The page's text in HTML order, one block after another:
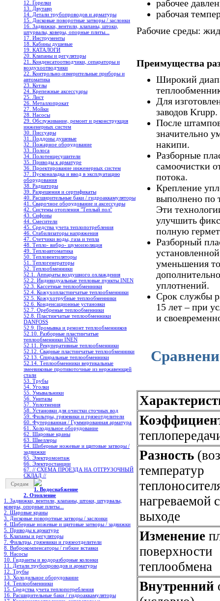
12. Горелки
13. Двутавр
14. Детали трубопроводов и арматуры
15. Дисковые поворотные затворы / заслонки
16. Задвижки, вентили, клапаны, штоки,
штурвалы, коверы, опорные плиты...
17. Инструменты
18. Кабины душевые
19. КАТАЛОГИ
20. Клапаны и регуляторы
21. Конденсатоотводчики, сепараторы и
воздухоотводчики
22. Контрольно-измерительные приборы и
автоматика
23. Котлы
24. Крепежные аксессуары
25. Лист
26. Металлопрокат
27. Мойки
28. Насосы
29. Обслуживание, ремонт и реконструкция
инженерных систем
30. Писсуары
31. Поддоны душевые
32. Пожарное оборудование
33. Полоса
34. Полотенцесушители
35. Приводы к арматуре
36. Проектирование инженерных систем
37. Пусконаладка и ввод в эксплуатацию
оборудования
38. Радиаторы
39. Разрешения и сертификаты
40. Расширительные баки / гидроаккамуляторы
41. Сварочное оборудование и аксессуары
42. Системы отопления "Теплый пол"
43. Сифоны
44. Смесители
45. Средства учета теплопотребления
46. Стабилизаторы напряжения
47. Счетчики воды, газа и тепла
48. Тепло- вибро- шумоизоляция
49. Теплоавтоматика
50. Тепловентиляторы
51. Теплогенераторы
52. Теплообменники
52.1. Аппараты воздушного охлаждения
52.2. Индивидуальные тепловые пункты INEN
52.3. Кассетные теплообменники
52.4. Кожухопластинчатые теплообменники
52.5. Кожухотрубные теплообменники
52.6. Конденсационные установки
52.7. Оребреные теплообменники
52.8. Пластинчатые теплообменники
DANFOSS
52.9. Промывка и ремонт теплообменников
52.10. Разборные пластинчатые
теплообменники INEN
52.11. Рекуперативные теплообменники
52.12. Сварные пластинчатые теплообменники
52.13. Спиральные теплообменники
52.14. Теплообменники вертикальные
змеевиковые противоточные из нержавеющей
стали
53. Трубы
54. Уголки
55. Умывальники
56. Унитазы
57. Уплотнения
58. Установки для очистки сточных вод
59. Фильтры, грязевики и грязеотделители
60. Футерованная / Гуммированная арматура
61. Холодильное oборудование
62. Шаровые краны
63. Швеллеры
64. Шиберные ножевые и щитовые затворы /
задвижки
65. Электромонтаж
66. Электростанции
67. // СХЕМА ПРОЕЗДА НА ОТГРУЗОЧНЫЙ
СКЛАД //
Средам
1. Водоснабжение
2. Отопление
1. Задвижки, вентили, клапаны, штоки, штурвалы,
коверы, опорные плиты...
2. Шаровые краны
3. Дисковые поворотные затворы / заслонки
4. Шиберные ножевые и щитовые затворы / задвижки
5. Приводы к арматуре
6. Клапаны и регуляторы
7. Фильтры, грязевики и грязеотделители
8. Виброкомпенсаторы / гибкие вставки
9. Насосы
10. Гидранты и водоразборные колонки
11. Детали трубопроводов и арматуры
12. Трубы
13. Холодильное oборудование
14. Теплообменники
15. Средства учета теплопотребления
16. Расширительные баки / гидроаккамуляторы
рабочее
рабочая
Рабочие среды:
Преимущества
Широкий
Для
заводов Krupp.
После
значительно
накипи.
Разборные
самоочистки
потока.
Крепление
выполнено по
Эти
улучшить
полную
Разборный
уменьшения
уплотнений.
Срок службы
15 лет – при
и
Разность
температур
нагреваемой
выходе
Изменение
поверхности
теплообмена
Внутренний